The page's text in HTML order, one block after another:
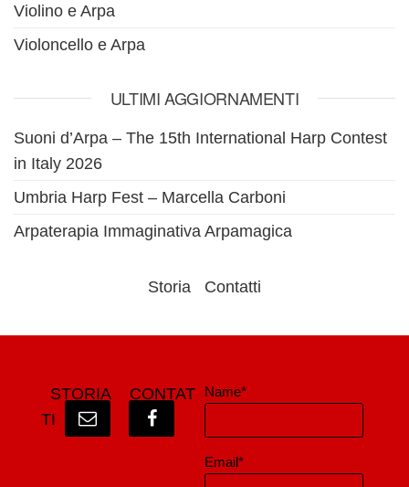
Violino e Arpa
Violoncello e Arpa
ULTIMI AGGIORNAMENTI
Suoni d’Arpa – The 15th International Harp Contest
in Italy 2026
Umbria Harp Fest – Marcella Carboni
Arpaterapia Immaginativa Arpamagica
Storia Contatti
STORIA
CONTAT
TI
Name*
Email*